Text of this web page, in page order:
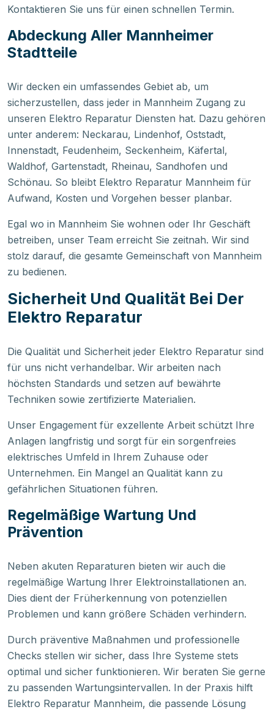
Kontaktieren Sie uns für einen schnellen Termin.
Abdeckung Aller Mannheimer
Stadtteile
Wir decken ein umfassendes Gebiet ab, um
sicherzustellen, dass jeder in Mannheim Zugang zu
unseren Elektro Reparatur Diensten hat. Dazu gehören
unter anderem: Neckarau, Lindenhof, Oststadt,
Innenstadt, Feudenheim, Seckenheim, Käfertal,
Waldhof, Gartenstadt, Rheinau, Sandhofen und
Schönau. So bleibt Elektro Reparatur Mannheim für
Aufwand, Kosten und Vorgehen besser planbar.
Egal wo in Mannheim Sie wohnen oder Ihr Geschäft
betreiben, unser Team erreicht Sie zeitnah. Wir sind
stolz darauf, die gesamte Gemeinschaft von Mannheim
zu bedienen.
Sicherheit Und Qualität Bei Der
Elektro Reparatur
Die Qualität und Sicherheit jeder Elektro Reparatur sind
für uns nicht verhandelbar. Wir arbeiten nach
höchsten Standards und setzen auf bewährte
Techniken sowie zertifizierte Materialien.
Unser Engagement für exzellente Arbeit schützt Ihre
Anlagen langfristig und sorgt für ein sorgenfreies
elektrisches Umfeld in Ihrem Zuhause oder
Unternehmen. Ein Mangel an Qualität kann zu
gefährlichen Situationen führen.
Regelmäßige Wartung Und
Prävention
Neben akuten Reparaturen bieten wir auch die
regelmäßige Wartung Ihrer Elektroinstallationen an.
Dies dient der Früherkennung von potenziellen
Problemen und kann größere Schäden verhindern.
Durch präventive Maßnahmen und professionelle
Checks stellen wir sicher, dass Ihre Systeme stets
optimal und sicher funktionieren. Wir beraten Sie gerne
zu passenden Wartungsintervallen. In der Praxis hilft
Elektro Reparatur Mannheim, die passende Lösung